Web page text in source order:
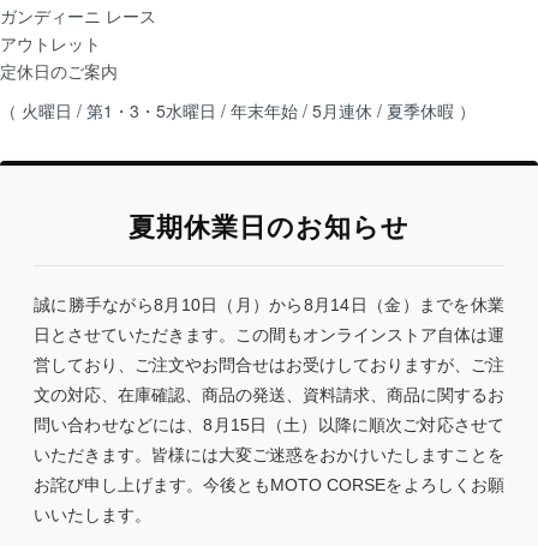
ガンディーニ レース
アウトレット
定休日のご案内
（ 火曜日 / 第1・3・5水曜日 / 年末年始 / 5月連休 / 夏季休暇 ）
夏期休業日のお知らせ
誠に勝手ながら8月10日（月）から8月14日（金）までを休業
日とさせていただきます。この間もオンラインストア自体は運
営しており、ご注文やお問合せはお受けしておりますが、ご注
文の対応、在庫確認、商品の発送、資料請求、商品に関するお
問い合わせなどには、8月15日（土）以降に順次ご対応させて
いただきます。皆様には大変ご迷惑をおかけいたしますことを
お詫び申し上げます。今後ともMOTO CORSEをよろしくお願
いいたします。